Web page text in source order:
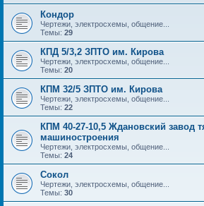
Кондор
Чертежи, электросхемы, общение...
Темы: 29
КПД 5/3,2 ЗПТО им. Кирова
Чертежи, электросхемы, общение...
Темы: 20
КПМ 32/5 ЗПТО им. Кирова
Чертежи, электросхемы, общение...
Темы: 22
КПМ 40-27-10,5 Ждановский завод
машиностроения
Чертежи, электросхемы, общение...
Темы: 24
Сокол
Чертежи, электросхемы, общение...
Темы: 30